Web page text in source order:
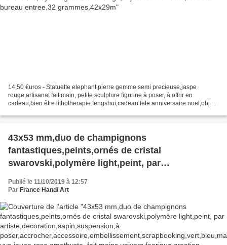
14,50 €uros - Statuette elephant,pierre gemme semi precieuse,jaspe
rouge,artisanat fait main, petite sculpture figurine à poser, à offrir en
cadeau,bien être lithotherapie fengshui,cadeau fete anniversaire noel,objet
43x53 mm,duo de champignons
fantastiques,peints,ornés de cristal
swarovski,polymère light,peint, par
artiste,decoration,sapin,suspension,à
poser,accrocher,accessoire,embellissement,scr
e, fait mains,univers feerique,creation
originale,unique,cadeau,noel,anniversaire,femm
e,homme,enfant,salon,bureau,fete,ceremonies,f
Publié le 11/10/2019 à 12:57
Par France Handi Art